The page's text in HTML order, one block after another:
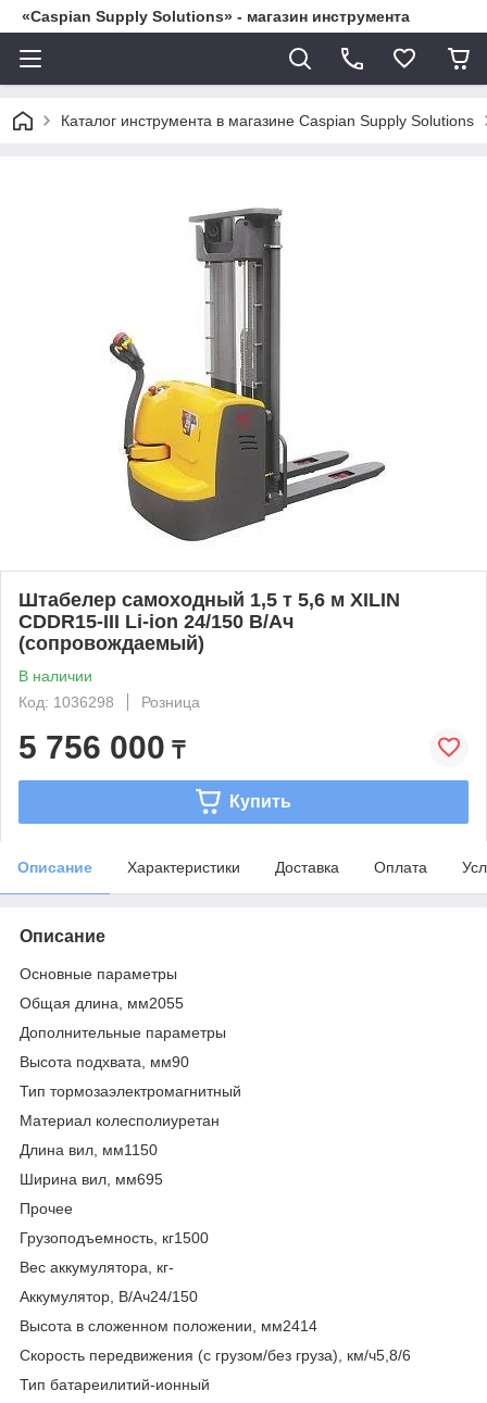
«Caspian Supply Solutions» - магазин инструмента
Каталог инструмента в магазине Caspian Supply Solutions
Штабелер самоходный 1,5 т 5,6 м XILIN
CDDR15-III Li-ion 24/150 В/Ач
(сопровождаемый)
В наличии
Код: 1036298
Розница
5 756 000 ₸
Купить
Описание Характеристики Доставка Оплата
Описание
Основные параметры
Общая длина, мм2055
Дополнительные параметры
Высота подхвата, мм90
Тип тормозаэлектромагнитный
Материал колесполиуретан
Длина вил, мм1150
Ширина вил, мм695
Прочее
Грузоподъемность, кг1500
Вес аккумулятора, кг-
Аккумулятор, В/Ач24/150
Высота в сложенном положении, мм2414
Скорость передвижения (с грузом/без груза), км/ч5,8/6
Тип батареилитий-ионный